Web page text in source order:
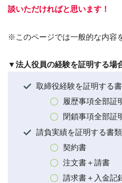
談いただければと思います！
※このページでは一般的な内容
▼法人役員の経験を証明する場
取締役経験を証明する書
履歴事項全部証
閉鎖事項全部証
請負実績を証明する書類
契約書
注文書＋請書
請求書＋入金記